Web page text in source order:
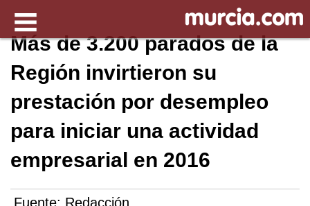
Más de 3.200 parados de la
Región invirtieron su
prestación por desempleo
para iniciar una actividad
empresarial en 2016
Fuente: Redacción